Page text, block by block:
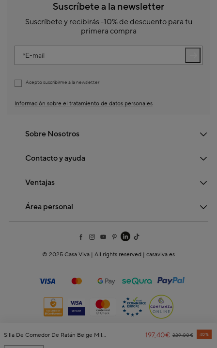
Silla De Comedor De Ratán Beige Milos 77x70x84cm Price Reduced
329,00€
To 40%
197,40€
Suscríbete a la newsletter
Suscríbete y recibirás -10% de descuento para tu
primera compra
E-mail
Acepto suscribirme a la newsletter
Información sobre el tratamiento de datos personales
Sobre Nosotros
Contacto y ayuda
Ventajas
Área personal
© 2025 Casa Viva | All rights reserved | casaviva.es